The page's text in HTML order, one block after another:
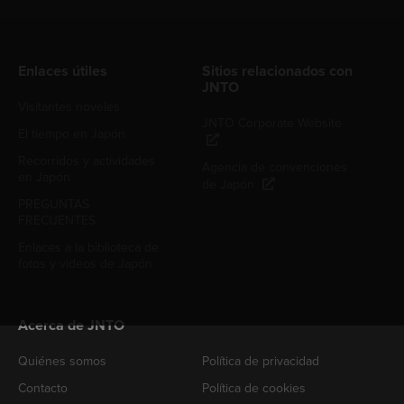
Acerca de JNTO
Quiénes somos
Contacto
Política de privacidad
Política de cookies